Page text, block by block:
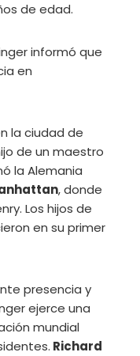
de edad.
informó que
en
la ciudad de
de un maestro
la Alemania
, donde
Los hijos de
en su primer
presencia y
ejerce una
mundial
Richard